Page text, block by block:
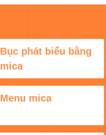
Bục phát biểu bằng
mica
Menu mica